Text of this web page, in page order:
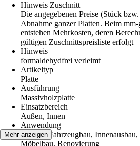
Hinweis Zuschnitt
Die angegebenen Preise (Stück
Abnahme ganzer Platten. Beim
entstehen Mehrkosten, deren
gültigen Zuschnittspreisliste erfolgt
Hinweis
formaldehydfrei verleimt
Artikeltyp
Platte
Ausführung
Massivholzplatte
Einsatzbereich
Außen, Innen
Anwendung
Basteln, Fahrzeugbau,
Möbelbau, Renovierung
Mehr anzeigen